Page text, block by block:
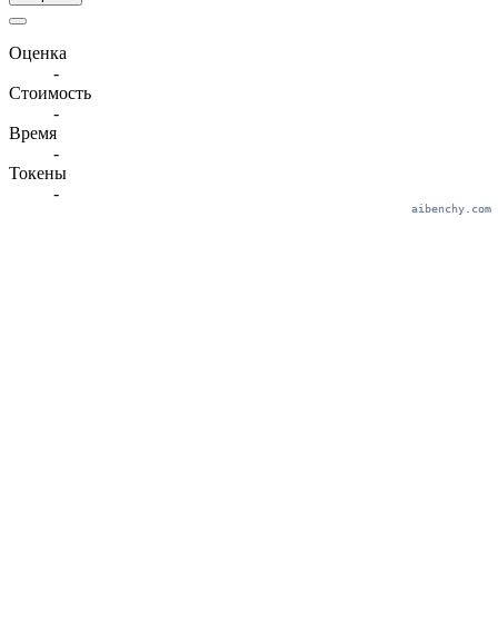
Оценка
-
Стоимость
-
Время
-
Токены
-